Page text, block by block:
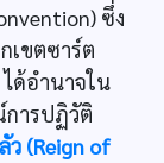
ซึ่ง
เขตซาร์ต
ด้อำนาจใน
ารปฏิวัติ
(Reign of